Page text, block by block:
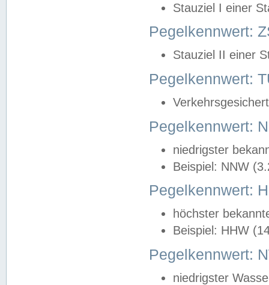
Stauziel I einer
Pegelkennwert:
Stauziel II einer
Pegelkennwert:
Pegelkennwert:
niedrigster
Beispiel: NNW
Pegelkennwert:
höchster
Beispiel: HHW
Pegelkennwert:
niedrigster